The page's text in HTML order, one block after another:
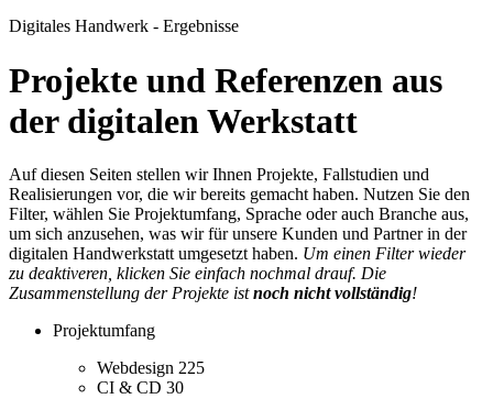
Digitales Handwerk - Ergebnisse
Projekte und Referenzen aus
der digitalen Werkstatt
Auf diesen Seiten stellen wir Ihnen Projekte, Fallstudien und
Realisierungen vor, die wir bereits gemacht haben. Nutzen Sie den
Filter, wählen Sie Projektumfang, Sprache oder auch Branche aus,
um sich anzusehen, was wir für unsere Kunden und Partner in der
digitalen Handwerkstatt umgesetzt haben. Um einen Filter wieder
zu deaktiveren, klicken Sie einfach nochmal drauf. Die
Zusammenstellung der Projekte istnoch nicht vollständig!
Projektumfang
Webdesign 225
CI & CD 30